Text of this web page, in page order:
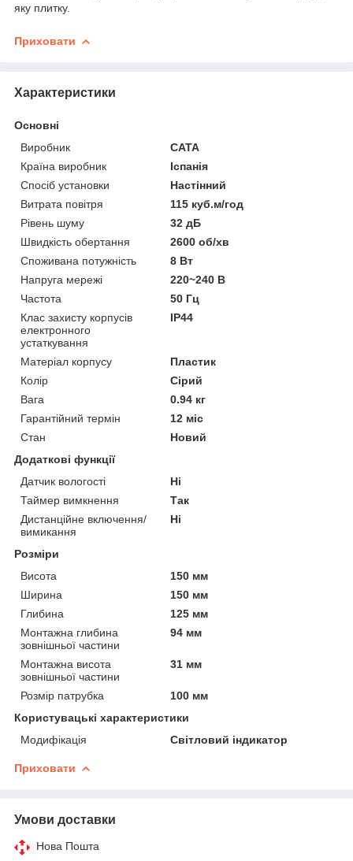
яку плитку.
Приховати
Характеристики
Основні
Виробник
CATA
Країна виробник
Іспанія
Спосіб установки
Настінний
Витрата повітря
115 куб.м/год
Рівень шуму
32 дБ
Швидкість обертання
2600 об/хв
Споживана потужність
8 Вт
Напруга мережі
220~240 В
Частота
50 Гц
Клас захисту корпусів
електронного
устаткування
IP44
Матеріал корпусу
Пластик
Колір
Сірий
Вага
0.94 кг
Гарантійний термін
12 міс
Стан
Новий
Додаткові функції
Датчик вологості
Ні
Таймер вимкнення
Так
Дистанційне включення/
вимикання
Ні
Розміри
Висота
150 мм
Ширина
150 мм
Глибина
125 мм
Монтажна глибина
зовнішньої частини
94 мм
Монтажна висота
зовнішньої частини
31 мм
Розмір патрубка
100 мм
Користувацькi характеристики
Модифікація
Світловий індикатор
Приховати
Умови доставки
Нова Пошта